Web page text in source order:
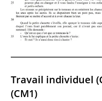
Travail individuel
(CM1)